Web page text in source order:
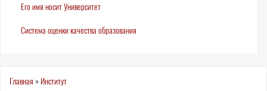
Его имя носит Университет
Система оценки качества образования
Вы
Главная » Институт